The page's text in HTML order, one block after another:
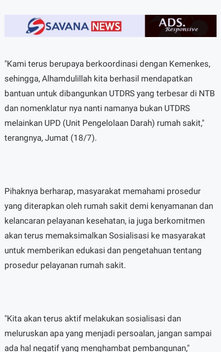
"Kami terus berupaya berkoordinasi dengan Kemenkes,
sehingga, Alhamdulillah kita berhasil mendapatkan
bantuan untuk dibangunkan UTDRS yang terbesar di NTB
dan nomenklatur nya nanti namanya bukan UTDRS
melainkan UPD (Unit Pengelolaan Darah) rumah sakit,"
terangnya, Jumat (18/7).
Pihaknya berharap, masyarakat memahami prosedur
yang diterapkan oleh rumah sakit demi kenyamanan dan
kelancaran pelayanan kesehatan, ia juga berkomitmen
akan terus memaksimalkan Sosialisasi ke masyarakat
untuk memberikan edukasi dan pengetahuan tentang
prosedur pelayanan rumah sakit.
"Kita akan terus aktif melakukan sosialisasi dan
meluruskan apa yang menjadi persoalan, jangan sampai
ada hal negatif yang menghambat pembangunan,"